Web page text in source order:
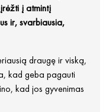
į atmintį
ir, svarbiausia,
draugę ir viską,
kad geba pagauti
kad jos gyvenimas